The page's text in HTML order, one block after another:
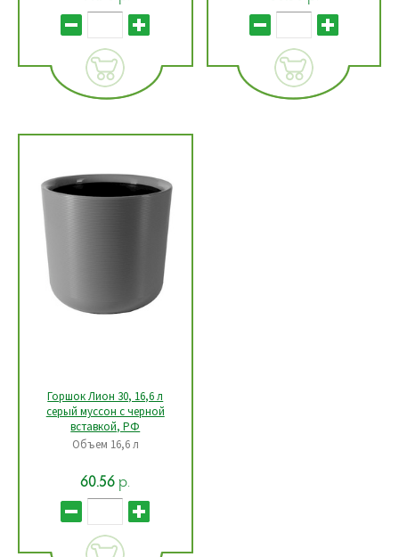
Горшок Лион 30, 16,6 л
серый муссон c черной
вставкой, РФ
Объем 16,6 л
60.56р.